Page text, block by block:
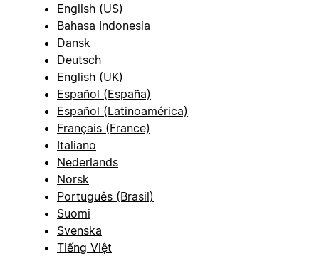
English (US)
Bahasa Indonesia
Dansk
Deutsch
English (UK)
Español (España)
Español (Latinoamérica)
Français (France)
Italiano
Nederlands
Norsk
Português (Brasil)
Suomi
Svenska
Tiếng Việt